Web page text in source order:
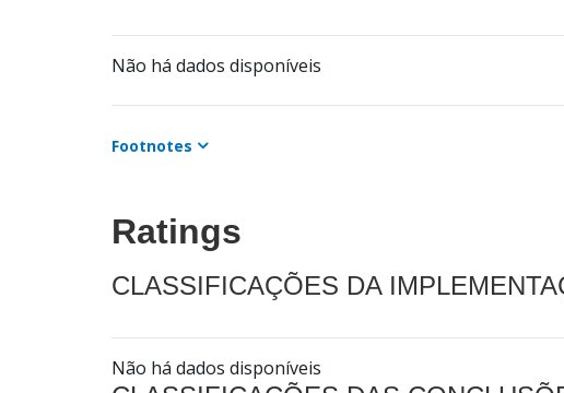
Não há dados disponíveis
Footnotes
Ratings
CLASSIFICAÇÕES DA
Não há dados disponíveis